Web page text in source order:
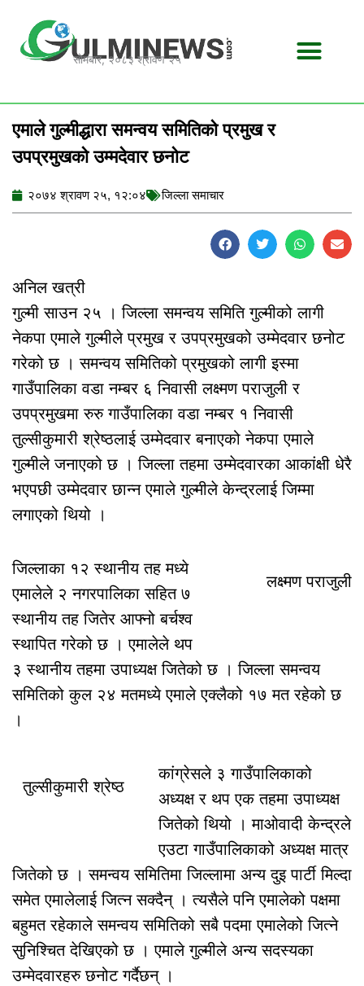
content
सोमबार, २०८३ श्रावण २५
एमाले गुल्मीद्धारा समन्वय समितिको प्रमुख र
उपप्रमुखको उम्मदेवार छनोट
२०७४ श्रावण २५, १२:०४ जिल्ला समाचार
अनिल खत्री
गुल्मी साउन २५ । जिल्ला समन्वय समिति गुल्मीको लागी
नेकपा एमाले गुल्मीले प्रमुख र उपप्रमुखको उम्मेदवार छनोट
गरेको छ । समन्वय समितिको प्रमुखको लागी इस्मा
गाउँपालिका वडा नम्बर ६ निवासी लक्ष्मण पराजुली र
उपप्रमुखमा रुरु गाउँपालिका वडा नम्बर १ निवासी
तुल्सीकुमारी श्रेष्ठलाई उम्मेदवार बनाएको नेकपा एमाले
गुल्मीले जनाएको छ । जिल्ला तहमा उम्मेदवारका आकांक्षी धेरै
भएपछी उम्मेदवार छान्न एमाले गुल्मीले केन्द्रलाई जिम्मा
लगाएको थियो ।
लक्ष्मण पराजुली
जिल्लाका १२ स्थानीय तह मध्ये
एमालेले २ नगरपालिका सहित ७
स्थानीय तह जितेर आफ्नो बर्चश्व
स्थापित गरेको छ । एमालेले थप
३ स्थानीय तहमा उपाध्यक्ष जितेको छ । जिल्ला समन्वय
समितिको कुल २४ मतमध्ये एमाले एक्लैको १७ मत रहेको छ
।
तुल्सीकुमारी श्रेष्ठ
कांग्रेसले ३ गाउँपालिकाको
अध्यक्ष र थप एक तहमा उपाध्यक्ष
जितेको थियो । माओवादी केन्द्रले
एउटा गाउँपालिकाको अध्यक्ष मात्र
जितेको छ । समन्वय समितिमा जिल्लामा अन्य दुइ पार्टी मिल्दा
समेत एमालेलाई जित्न सक्दैन् । त्यसैले पनि एमालेको पक्षमा
बहुमत रहेकाले समन्वय समितिको सबै पदमा एमालेको जित्ने
सुनिश्चित देखिएको छ । एमाले गुल्मीले अन्य सदस्यका
उम्मेदवारहरु छनोट गर्दैछन् ।